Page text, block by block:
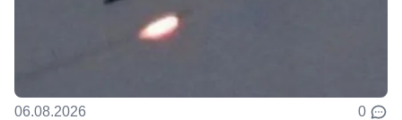
06.08.2026 0